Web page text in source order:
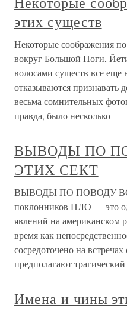
этих существ
Некоторые соображения
вокруг Большой Ноги,
волосами существ все
отказываются признавать
весьма сомнительных
правда, было несколько
ВЫВОДЫ ПО
ЭТИХ СЕКТ
ВЫВОДЫ ПО ПОВОДУ
поклонников НЛО — это
явлений на американском
время как
сосредоточено на
предполагают
Имена и чины